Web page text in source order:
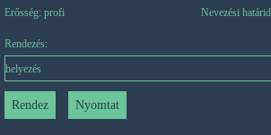
Erősség: profi
Nevezési
Rendezés: